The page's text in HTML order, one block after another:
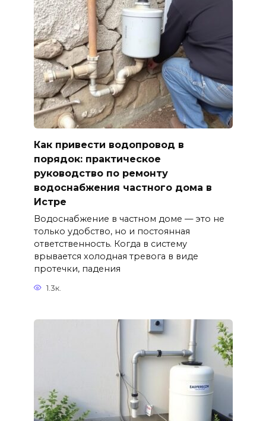
Как привести водопровод в
порядок: практическое
руководство по ремонту
водоснабжения частного дома в
Истре
Водоснабжение в частном доме — это не
только удобство, но и постоянная
ответственность. Когда в систему
врывается холодная тревога в виде
протечки, падения
1.3к.